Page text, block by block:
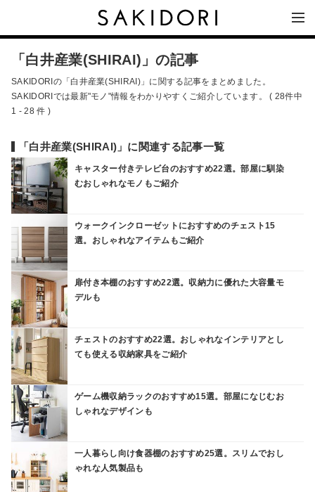
「白井産業(SHIRAI)」の記事
SAKIDORIの「白井産業(SHIRAI)」に関する記事をまとめました。
SAKIDORIでは最新"モノ"情報をわかりやすくご紹介しています。 ( 28件中
1 - 28 件 )
「白井産業(SHIRAI)」に関連する記事一覧
キャスター付きテレビ台のおすすめ22選。部屋に馴染
むおしゃれなモノもご紹介
ウォークインクローゼットにおすすめのチェスト15
選。おしゃれなアイテムもご紹介
扉付き本棚のおすすめ22選。収納力に優れた大容量モ
デルも
チェストのおすすめ22選。おしゃれなインテリアとし
ても使える収納家具をご紹介
ゲーム機収納ラックのおすすめ15選。部屋になじむお
しゃれなデザインも
一人暮らし向け食器棚のおすすめ25選。スリムでおし
ゃれな人気製品も